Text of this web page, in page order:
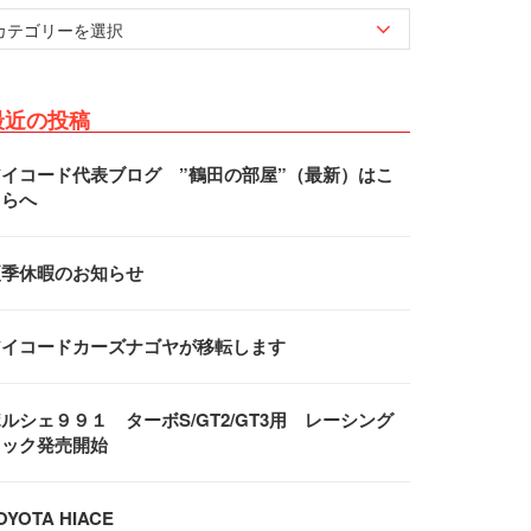
の投稿
コード代表ブログ ”鶴田の部屋”（最新）はこ
へ
休暇のお知らせ
コードカーズナゴヤが移転します
シェ９９１ ターボS/GT2/GT3用 レーシング
ク発売開始
HIACE